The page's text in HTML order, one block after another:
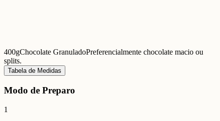
400gChocolate GranuladoPreferencialmente chocolate macio ou
splits.
Tabela de Medidas
Modo de Preparo
1